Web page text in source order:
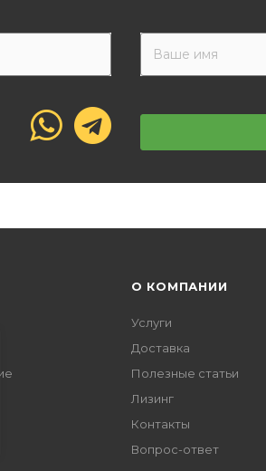
О КОМПАНИИ
Услуги
Доставка
Полезные статьи
Лизинг
Контакты
Вопрос-ответ